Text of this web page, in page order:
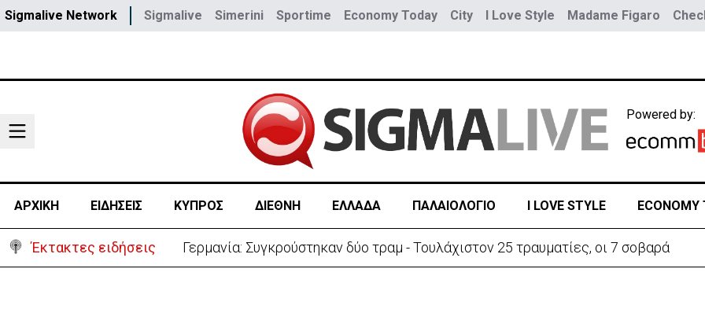
Sigmalive Network Sigmalive Simerini Sportime Economy Today City I Love Style Madame Figaro
Powered by:
ΑΡΧΙΚΗ ΕΙΔΗΣΕΙΣ ΚΥΠΡΟΣ ΔΙΕΘΝΗ ΕΛΛΑΔΑ ΠΑΛΑΙΟΛΟΓΙΟ I LOVE STYLE ECONOMY
Έκτακτες ειδήσεις Γερμανία: Συγκρούστηκαν δύο τραμ - Τουλάχιστον 25 τραυματίες, οι 7 σοβαρά